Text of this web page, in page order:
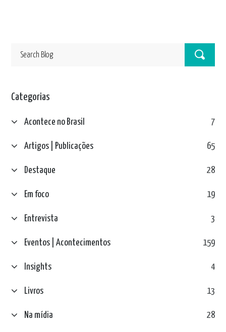
Categorias
Acontece no Brasil 7
Artigos | Publicações 65
Destaque 28
Em foco 19
Entrevista 3
Eventos | Acontecimentos 159
Insights 4
Livros 13
Na mídia 28